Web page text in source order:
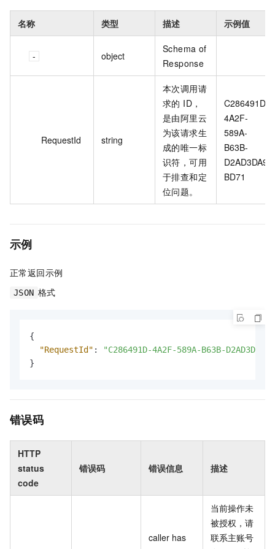
名称 类型 描述 示例值
object
Schema of
Response
RequestId string
本次调用请
求的 ID，
是由阿里云
为该请求生
成的唯一标
识符，可用
于排查和定
位问题。
C286491D-
4A2F-
589A-
B63B-
D2AD3DA9
BD71
示例
正常返回示例
JSON 格式
{
"RequestId" :
"C286491D-4A2F-589A-B63B-
}
错误码
HTTP
status
code
错误码 错误信息 描述
caller has
当前操作未
被授权，请
联系主账号